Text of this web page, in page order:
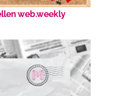
web.weekly